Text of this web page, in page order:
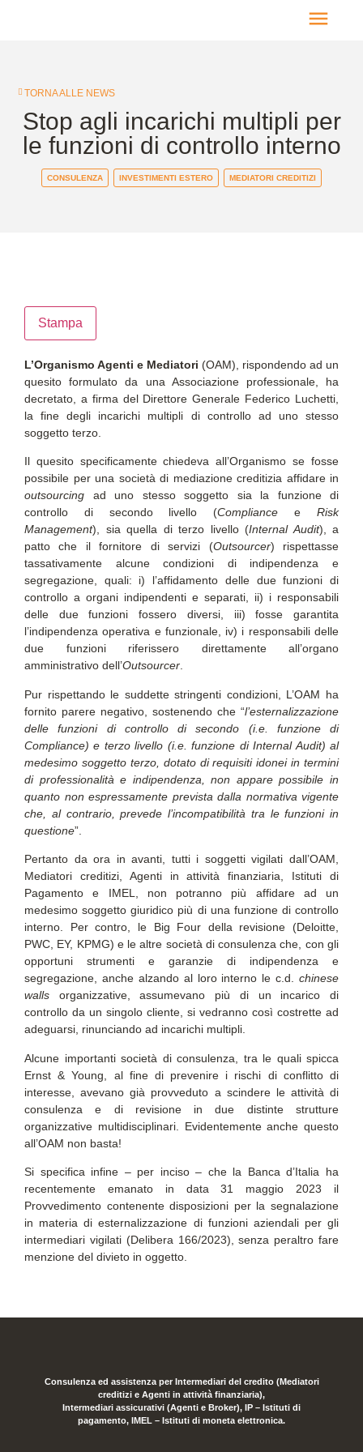
TORNA ALLE NEWS
Stop agli incarichi multipli per
le funzioni di controllo interno
CONSULENZA INVESTIMENTI ESTERO MEDIATORI CREDITIZI
Stampa
L’Organismo Agenti e Mediatori (OAM), rispondendo ad un
quesito formulato da una Associazione professionale, ha
decretato, a firma del Direttore Generale Federico Luchetti,
la fine degli incarichi multipli di controllo ad uno stesso
soggetto terzo.
Il quesito specificamente chiedeva all’Organismo se fosse
possibile per una società di mediazione creditizia affidare in
outsourcing ad uno stesso soggetto sia la funzione di
controllo di secondo livello (Compliance eRisk
Management), sia quella di terzo livello (Internal Audit), a
patto che il fornitore di servizi (Outsourcer) rispettasse
tassativamente alcune condizioni di indipendenza e
segregazione, quali: i) l’affidamento delle due funzioni di
controllo a organi indipendenti e separati, ii) i responsabili
delle due funzioni fossero diversi, iii) fosse garantita
l’indipendenza operativa e funzionale, iv) i responsabili delle
due funzioni riferissero direttamente all’organo
amministrativo dell’Outsourcer.
Pur rispettando le suddette stringenti condizioni, L’OAM ha
fornito parere negativo, sostenendo che “l’esternalizzazione
delle funzioni di controllo di secondo (i.e. funzione di
Compliance) e terzo livello (i.e. funzione di Internal Audit) al
medesimo soggetto terzo, dotato di requisiti idonei in termini
di professionalità e indipendenza, non appare possibile in
quanto non espressamente prevista dalla normativa vigente
che, al contrario, prevede l’incompatibilità tra le funzioni in
questione”.
Pertanto da ora in avanti, tutti i soggetti vigilati dall’OAM,
Mediatori creditizi, Agenti in attività finanziaria, Istituti di
Pagamento e IMEL, non potranno più affidare ad un
medesimo soggetto giuridico più di una funzione di controllo
interno. Per contro, le Big Four della revisione (Deloitte,
PWC, EY, KPMG) e le altre società di consulenza che, con gli
opportuni strumenti e garanzie di indipendenza e
segregazione, anche alzando al loro interno le c.d. chinese
walls organizzative, assumevano più di un incarico di
controllo da un singolo cliente, si vedranno così costrette ad
adeguarsi, rinunciando ad incarichi multipli.
Alcune importanti società di consulenza, tra le quali spicca
Ernst & Young, al fine di prevenire i rischi di conflitto di
interesse, avevano già provveduto a scindere le attività di
consulenza e di revisione in due distinte strutture
organizzative multidisciplinari. Evidentemente anche questo
all’OAM non basta!
Si specifica infine – per inciso – che la Banca d’Italia ha
recentemente emanato in data 31 maggio 2023 il
Provvedimento contenente disposizioni per la segnalazione
in materia di esternalizzazione di funzioni aziendali per gli
intermediari vigilati (Delibera 166/2023), senza peraltro fare
menzione del divieto in oggetto.
Consulenza ed assistenza per Intermediari del credito (Mediatori
creditizi e Agenti in attività finanziaria),
Intermediari assicurativi (Agenti e Broker), IP – Istituti di
pagamento, IMEL – Istituti di moneta elettronica.